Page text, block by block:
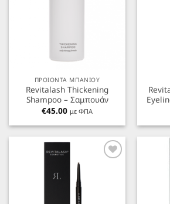
ΠΡΟΙΟΝΤΑ ΜΠΑΝΙΟΥ
Revitalash Thickening
Shampoo – Σαμπουάν
€45.00 με ΦΠΑ
Προσθήκη